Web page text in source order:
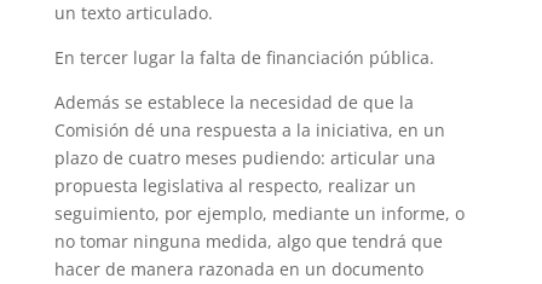
un texto articulado.
En tercer lugar la falta de financiación pública.
Además se establece la necesidad de que la
Comisión dé una respuesta a la iniciativa, en un
plazo de cuatro meses pudiendo: articular una
propuesta legislativa al respecto, realizar un
seguimiento, por ejemplo, mediante un informe, o
no tomar ninguna medida, algo que tendrá que
hacer de manera razonada en un documento